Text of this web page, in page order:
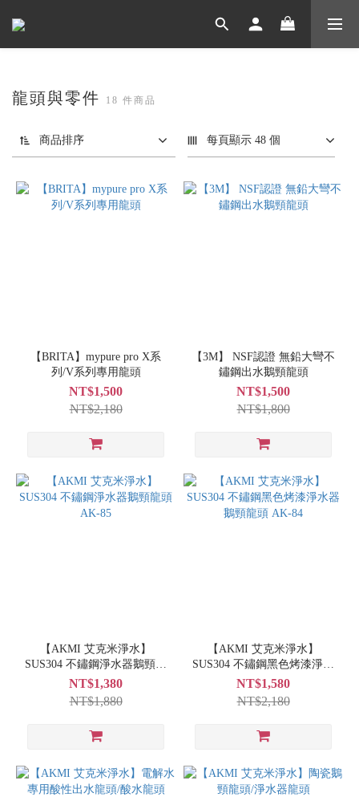
龍頭與零件 18 件商品
商品排序 每頁顯示 48 個
【BRITA】mypure pro X系
列/V系列專用龍頭
NT$1,500
NT$2,180
【3M】 NSF認證 無鉛大彎不
鏽鋼出水鵝頸龍頭
NT$1,500
NT$1,800
【AKMI 艾克米淨水】
SUS304 不鏽鋼淨水器鵝頸龍
頭 AK-85
NT$1,380
NT$1,880
【AKMI 艾克米淨水】
SUS304 不鏽鋼黑色烤漆淨水
器鵝頸龍頭 AK-84
NT$1,580
NT$2,180